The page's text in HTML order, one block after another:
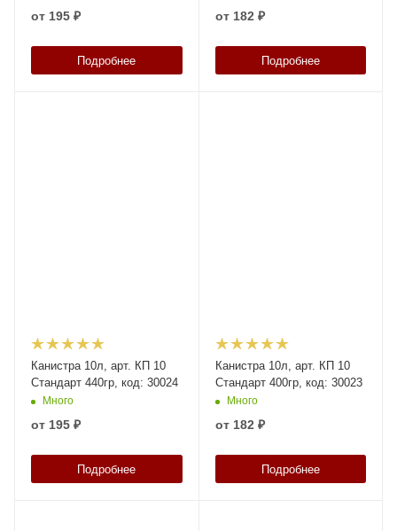
от 195 ₽
Подробнее
от 182 ₽
Подробнее
Канистра 10л, арт. КП 10
Стандарт 440гр, код: 30024
Много
от 195 ₽
Подробнее
Канистра 10л, арт. КП 10
Стандарт 400гр, код: 30023
Много
от 182 ₽
Подробнее